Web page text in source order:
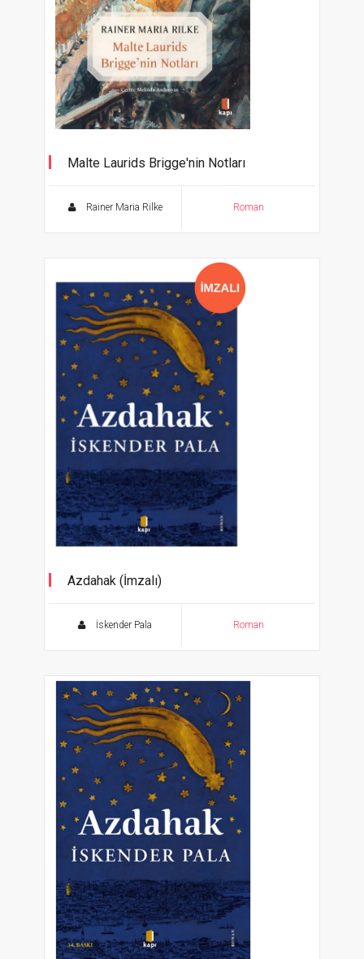
Malte Laurids Brigge'nin Notları
Rainer Maria Rilke Roman
Azdahak (İmzalı)
İskender Pala Roman